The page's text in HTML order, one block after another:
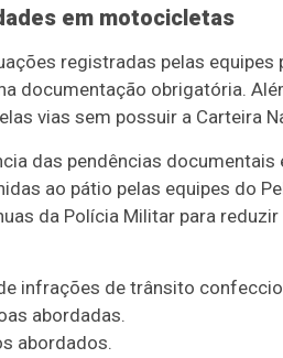
em motocicletas
registradas pelas
documentação obrigatória.
vias sem possuir a Carteira
das pendências
ao pátio pelas equipes do
da Polícia Militar para
infrações de trânsito
abordadas.
abordados.